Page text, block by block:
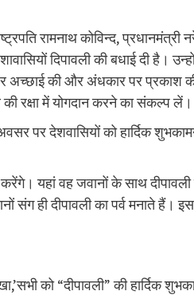
रामनाथ कोविन्द, प्रधानमंत्री
दिपावली की बधाई दी है।
अच्‍छाई की और अंधकार पर
रक्षा में योगदान करने का संकल्‍प लें।
पर देशवासियों को हार्दिक
करेंगे। यहां वह जवानों के साथ
संग ही दीपावली का पर्व मनाते हैं।
को “दीपावली” की हार्दिक